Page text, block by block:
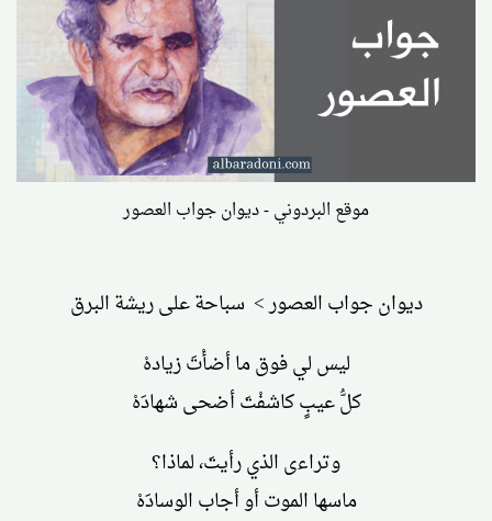
موقع البردوني - ديوان جواب العصور
ديوان جواب العصور > سباحة على ريشة البرق
ليس لي فوق ما أضأْتَ زيادهْ
كلُّ عيبٍ كاشفْتَ أضحى شهادَهْ
وتراءى الذي رأيتَ، لماذا؟
ماسها الموت أو أجاب الوسادَهْ